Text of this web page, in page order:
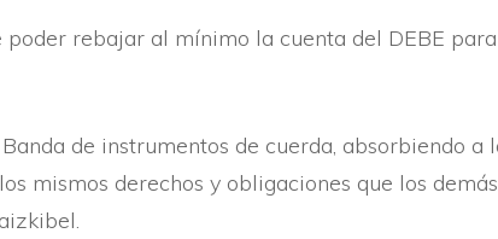
rebajar al mí­nimo la cuenta del DEBE
de instrumentos de cuerda, absorbiendo a
mismos derechos y obligaciones que los